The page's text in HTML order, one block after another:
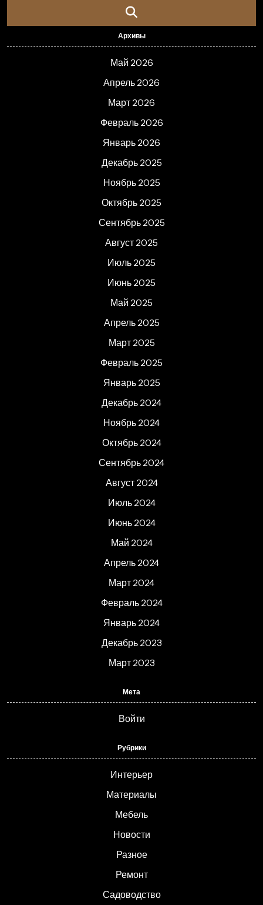
Архивы
Май 2026
Апрель 2026
Март 2026
Февраль 2026
Январь 2026
Декабрь 2025
Ноябрь 2025
Октябрь 2025
Сентябрь 2025
Август 2025
Июль 2025
Июнь 2025
Май 2025
Апрель 2025
Март 2025
Февраль 2025
Январь 2025
Декабрь 2024
Ноябрь 2024
Октябрь 2024
Сентябрь 2024
Август 2024
Июль 2024
Июнь 2024
Май 2024
Апрель 2024
Март 2024
Февраль 2024
Январь 2024
Декабрь 2023
Март 2023
Мета
Войти
Рубрики
Интерьер
Материалы
Мебель
Новости
Разное
Ремонт
Садоводство